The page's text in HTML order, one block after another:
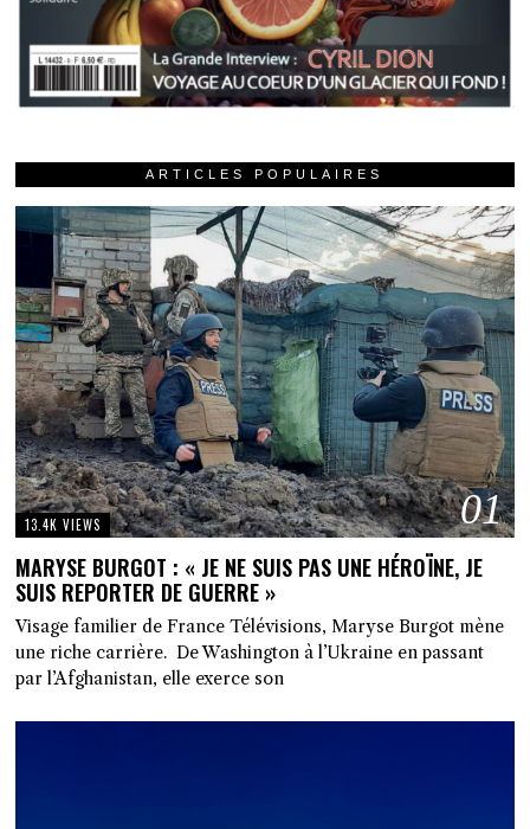
ARTICLES POPULAIRES
01
13.4K VIEWS
MARYSE BURGOT : « JE NE SUIS PAS UNE HÉROÏNE, JE
SUIS REPORTER DE GUERRE »
Visage familier de France Télévisions, Maryse Burgot mène
une riche carrière. De Washington à l’Ukraine en passant
par l’Afghanistan, elle exerce son